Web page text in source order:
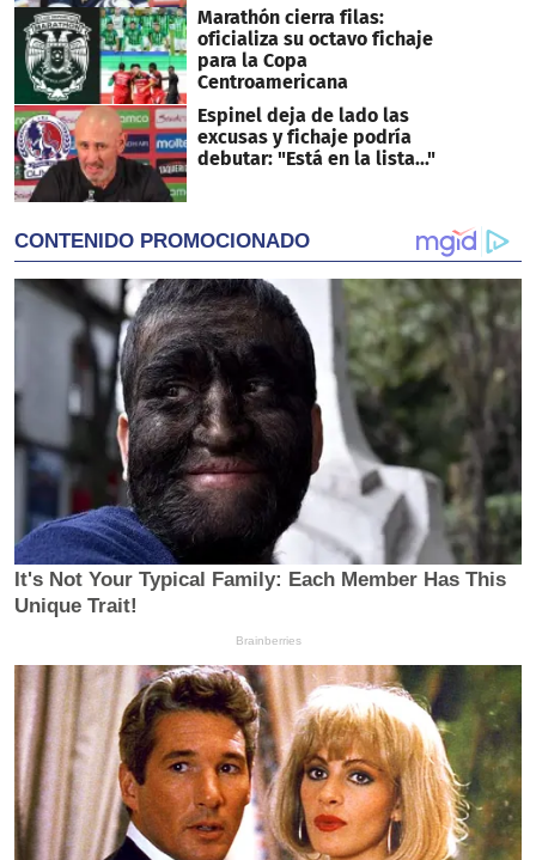
Marathón cierra filas:
oficializa su octavo fichaje
para la Copa
Centroamericana
Espinel deja de lado las
excusas y fichaje podría
debutar: "Está en la lista..."